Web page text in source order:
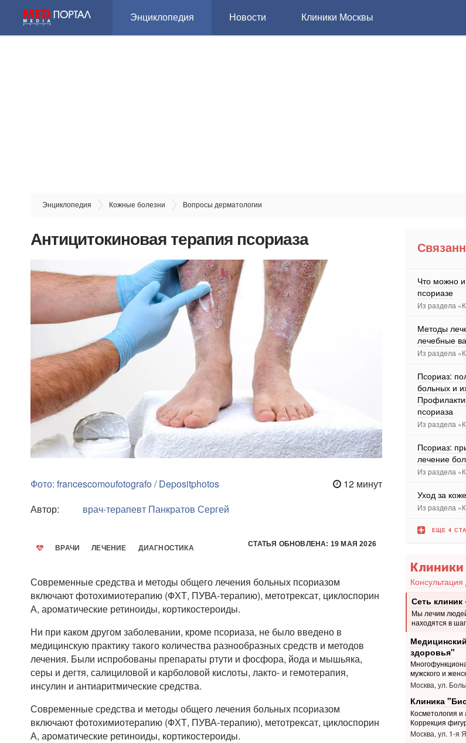
Энциклопедия Новости Клиники Москвы
Энциклопедия Кожные болезни Вопросы дерматологии
Антицитокиновая терапия псориаза
Фото: francescomoufotografo / Depositphotos
12 минут
Автор:
врач-терапевт Панкратов Сергей
ВРАЧИ ЛЕЧЕНИЕ ДИАГНОСТИКА СТАТЬЯ ОБНОВЛЕНА: 19 МАЯ 2026
Современные средства и методы общего лечения больных псориазом
включают фотохимиотерапию (ФХТ, ПУВА-терапию), метотрексат, циклоспорин
А, ароматические ретиноиды, кортикостероиды.
Ни при каком другом заболевании, кроме псориаза, не было введено в
медицинскую практику такого количества разнообразных средств и методов
лечения. Были испробованы препараты ртути и фосфора, йода и мышьяка,
серы и дегтя, салициловой и карболовой кислоты, лакто- и гемотерапия,
инсулин и антиаритмические средства.
Современные средства и методы общего лечения больных псориазом
включают фотохимиотерапию (ФХТ, ПУВА-терапию), метотрексат, циклоспорин
А, ароматические ретиноиды, кортикостероиды.
Что можно
псориазе
Из раздела «
Методы
лечебные
Из раздела «
Псориаз:
больных и
псориаза
Из раздела «
Псориаз:
лечение
Из раздела «
Уход за
Из раздела «
ЕЩЕ 4
Клиники
Сеть
Мы лечим
находятся в
здоровья"
мужского и
Москва, ул.
Клиника
Косметология и
Коррекция
Москва, ул. 1-я